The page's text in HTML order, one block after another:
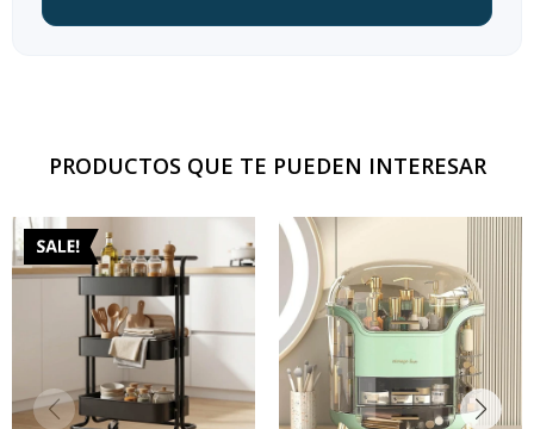
PRODUCTOS QUE TE PUEDEN INTERESAR